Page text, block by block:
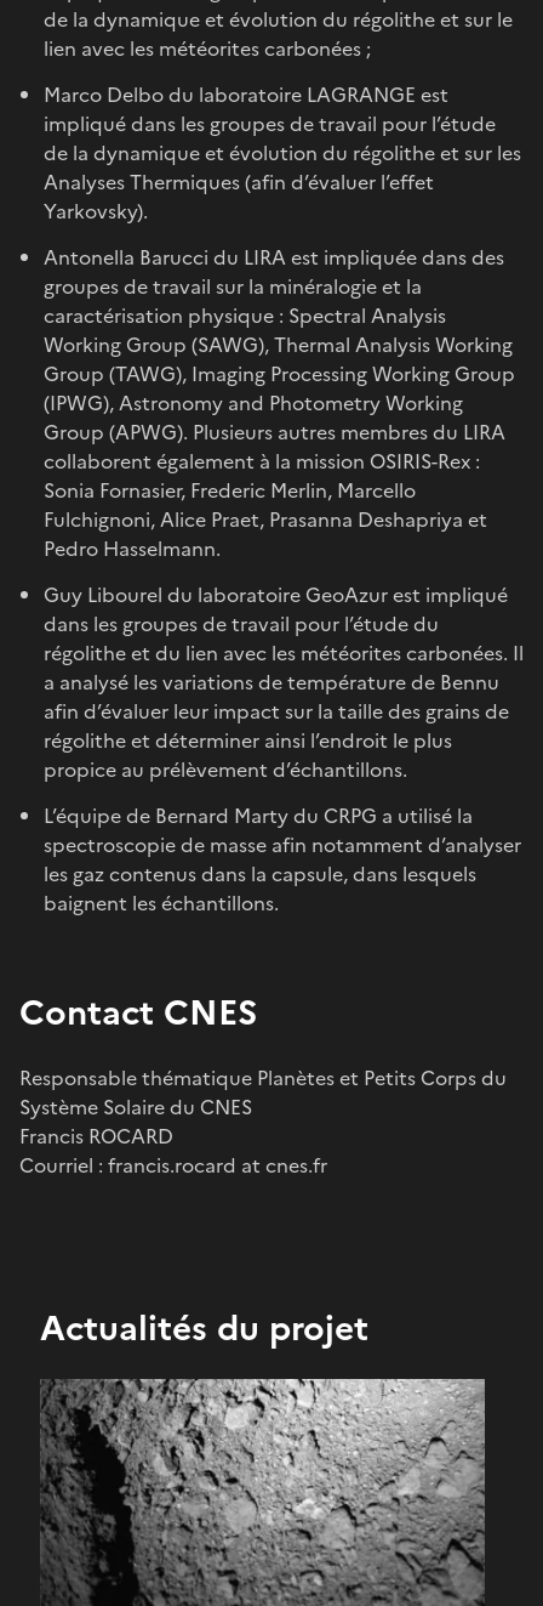
de la dynamique et évolution du régolithe et sur le
lien avec les météorites carbonées ;
Marco Delbo du laboratoire LAGRANGE est
impliqué dans les groupes de travail pour l’étude
de la dynamique et évolution du régolithe et sur les
Analyses Thermiques (afin d’évaluer l’effet
Yarkovsky).
Antonella Barucci du LIRA est impliquée dans des
groupes de travail sur la minéralogie et la
caractérisation physique : Spectral Analysis
Working Group (SAWG), Thermal Analysis Working
Group (TAWG), Imaging Processing Working Group
(IPWG), Astronomy and Photometry Working
Group (APWG). Plusieurs autres membres du LIRA
collaborent également à la mission OSIRIS-Rex :
Sonia Fornasier, Frederic Merlin, Marcello
Fulchignoni, Alice Praet, Prasanna Deshapriya et
Pedro Hasselmann.
Guy Libourel du laboratoire GeoAzur est impliqué
dans les groupes de travail pour l’étude du
régolithe et du lien avec les météorites carbonées. Il
a analysé les variations de température de Bennu
afin d’évaluer leur impact sur la taille des grains de
régolithe et déterminer ainsi l’endroit le plus
propice au prélèvement d’échantillons.
L’équipe de Bernard Marty du CRPG a utilisé la
spectroscopie de masse afin notamment d’analyser
les gaz contenus dans la capsule, dans lesquels
baignent les échantillons.
Contact CNES
Responsable thématique Planètes et Petits Corps du
Système Solaire du CNES
Francis ROCARD
Courriel : francis.rocard at cnes.fr
Actualités du projet